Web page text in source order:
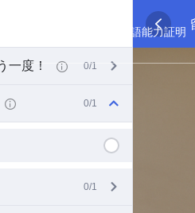
航空英語能力証明
一度！ 0/1
0/1
0/1